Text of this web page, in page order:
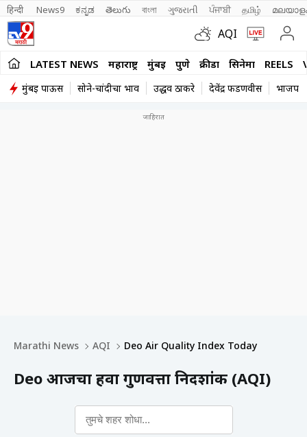
हिन्दी News9 ಕನ್ನಡ తెలుగు বাংলা ગુજરાતી ਪੰਜਾਬੀ தமிழ்
AQI
LATEST NEWS महाराष्ट्र मुंबई पुणे क्रीडा सिनेमा REELS
मुंबई पाऊस सोने-चांदीचा भाव उद्धव ठाकरे देवेंद्र फडणवीस भाजप
Marathi News AQI Deo Air Quality Index Today
Deo आजचा हवा गुणवत्ता निर्देशांक (AQI)